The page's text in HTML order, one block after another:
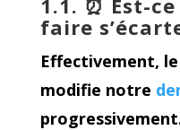
faire
Effectivement,
modifie notre